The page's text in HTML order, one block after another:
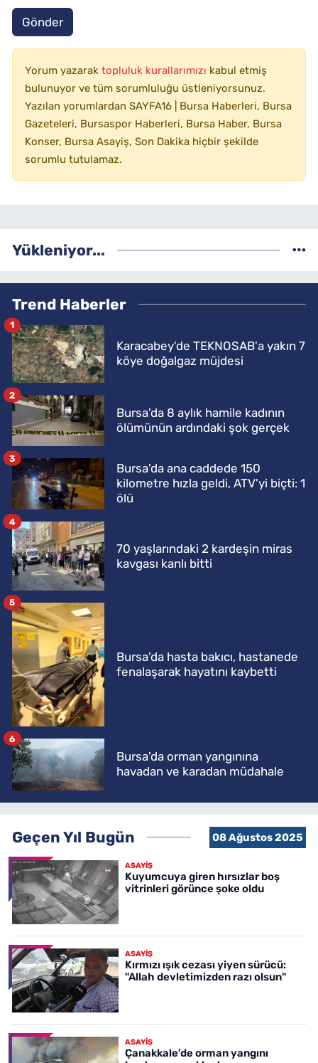
Gönder
Yorum yazarak topluluk kurallarımızı kabul etmiş
bulunuyor ve tüm sorumluluğu üstleniyorsunuz.
Yazılan yorumlardan SAYFA16 | Bursa Haberleri, Bursa
Gazeteleri, Bursaspor Haberleri, Bursa Haber, Bursa
Konser, Bursa Asayiş, Son Dakika hiçbir şekilde
sorumlu tutulamaz.
Yükleniyor...
Trend Haberler
Karacabey'de TEKNOSAB'a yakın 7
köye doğalgaz müjdesi
1
Bursa'da 8 aylık hamile kadının
ölümünün ardındaki şok gerçek
2
Bursa'da ana caddede 150
kilometre hızla geldi, ATV'yi biçti: 1
ölü
3
70 yaşlarındaki 2 kardeşin miras
kavgası kanlı bitti
4
Bursa'da hasta bakıcı, hastanede
fenalaşarak hayatını kaybetti
5
Bursa'da orman yangınına
havadan ve karadan müdahale
6
Geçen Yıl Bugün 08 Ağustos 2025
ASAYİŞ
Kuyumcuya giren hırsızlar boş
vitrinleri görünce şoke oldu
ASAYİŞ
Kırmızı ışık cezası yiyen sürücü:
"Allah devletimizden razı olsun"
ASAYİŞ
Çanakkale’de orman yangını